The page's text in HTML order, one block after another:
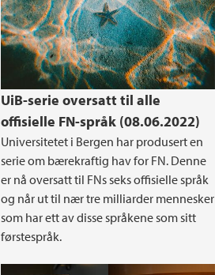
UiB-serie oversatt til alle
offisielle FN-språk (08.06.2022)
Universitetet i Bergen har produsert en
serie om bærekraftig hav for FN. Denne
er nå oversatt til FNs seks offisielle språk
og når ut til nær tre milliarder mennesker
som har ett av disse språkene som sitt
førstespråk.